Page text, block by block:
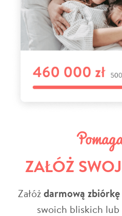
ZAŁÓŻ
Załóżdarmową zbiórkę
swoich bliskich